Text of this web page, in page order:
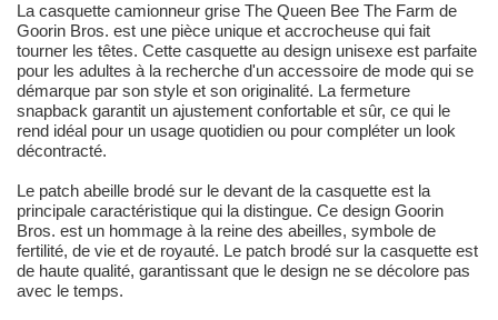
La casquette camionneur grise The Queen Bee The Farm de
Goorin Bros. est une pièce unique et accrocheuse qui fait
tourner les têtes. Cette casquette au design unisexe est parfaite
pour les adultes à la recherche d'un accessoire de mode qui se
démarque par son style et son originalité. La fermeture
snapback garantit un ajustement confortable et sûr, ce qui le
rend idéal pour un usage quotidien ou pour compléter un look
décontracté.
Le patch abeille brodé sur le devant de la casquette est la
principale caractéristique qui la distingue. Ce design Goorin
Bros. est un hommage à la reine des abeilles, symbole de
fertilité, de vie et de royauté. Le patch brodé sur la casquette est
de haute qualité, garantissant que le design ne se décolore pas
avec le temps.